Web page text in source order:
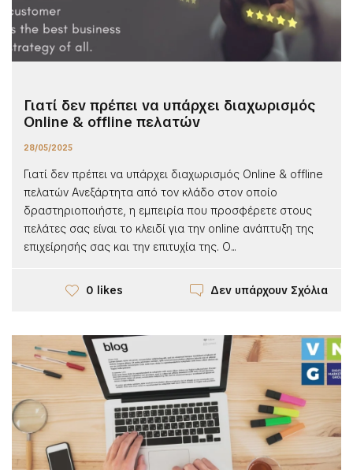
Γιατί δεν πρέπει να υπάρχει διαχωρισμός
Online & offline πελατών
28/05/2025
Γιατί δεν πρέπει να υπάρχει διαχωρισμός Online & offline
πελατών Ανεξάρτητα από τον κλάδο στον οποίο
δραστηριοποιήστε, η εμπειρία που προσφέρετε στους
πελάτες σας είναι το κλειδί για την online ανάπτυξη της
επιχείρησής σας και την επιτυχία της. Ο...
0 likes Δεν υπάρχουν Σχόλια